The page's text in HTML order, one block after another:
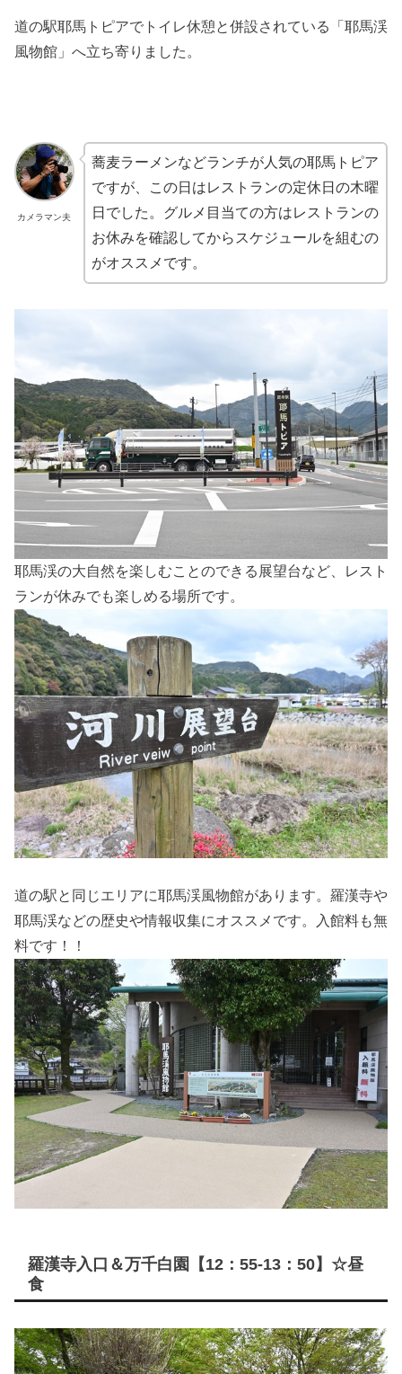
道の駅耶馬トピアでトイレ休憩と併設されている「耶馬渓
風物館」へ立ち寄りました。
カメラマン夫
蕎麦ラーメンなどランチが人気の耶馬トピア
ですが、この日はレストランの定休日の木曜
日でした。グルメ目当ての方はレストランの
お休みを確認してからスケジュールを組むの
がオススメです。
耶馬渓の大自然を楽しむことのできる展望台など、レスト
ランが休みでも楽しめる場所です。
道の駅と同じエリアに耶馬渓風物館があります。羅漢寺や
耶馬渓などの歴史や情報収集にオススメです。入館料も無
料です！！
羅漢寺入口＆万千白園【12：55-13：50】☆昼
食